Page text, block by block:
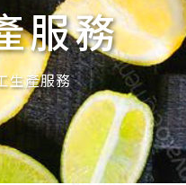
服務
生產服務